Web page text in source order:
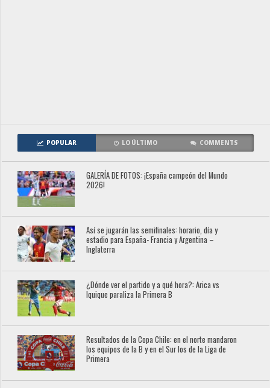
POPULAR LO ÚLTIMO COMMENTS
GALERÍA DE FOTOS: ¡España campeón del Mundo
2026!
Así se jugarán las semifinales: horario, día y
estadio para España- Francia y Argentina –
Inglaterra
¿Dónde ver el partido y a qué hora?: Arica vs
Iquique paraliza la Primera B
Resultados de la Copa Chile: en el norte mandaron
los equipos de la B y en el Sur los de la Liga de
Primera